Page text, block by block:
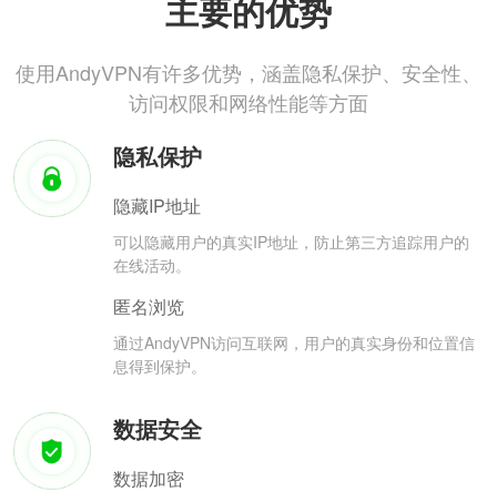
主要的优势
使用AndyVPN有许多优势，涵盖隐私保护、安全性、
访问权限和网络性能等方面
隐私保护
隐藏IP地址
可以隐藏用户的真实IP地址，防止第三方追踪用户的
在线活动。
匿名浏览
通过AndyVPN访问互联网，用户的真实身份和位置信
息得到保护。
数据安全
数据加密